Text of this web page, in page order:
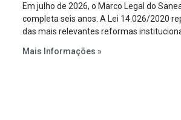
Em julho de 2026, o Marco Legal do
completa seis anos. A Lei 14.026/2020
das mais relevantes reformas
serviços, ampliar a participação da
Mais Informações »